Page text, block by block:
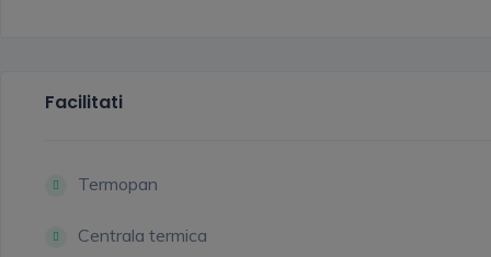
Facilitati
Termopan
Centrala termica